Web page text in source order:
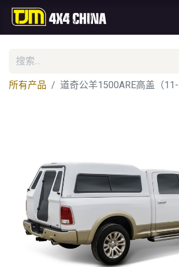
所有产品 道奇公羊1500ARE高盖（11-